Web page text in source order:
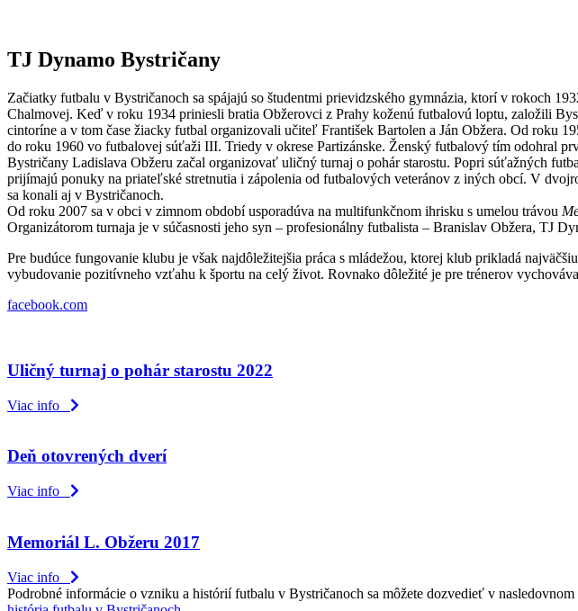
TJ Dynamo Bystričany
Začiatky futbalu v Bystričanoch sa spájajú so študentmi prievidzského gymnázia, ktorí v rokoch
Chalmovej. Keď v roku 1934 priniesli bratia Obžerovci z Prahy koženú futbalovú loptu, založili
cintoríne a v tom čase žiacky futbal organizovali učiteľ František Bartolen a Ján Obžera. Od roku
do roku 1960 vo futbalovej súťaži III. Triedy v okrese Partizánske. Ženský futbalový tím odohral
Bystričany Ladislava Obžeru začal organizovať uličný turnaj o pohár starostu. Popri súťažných
prijímajú ponuky na priateľské stretnutia i zápolenia od futbalových veteránov z iných obcí. V
sa konali aj v Bystričanoch.
Od roku 2007 sa v obci v zimnom období usporadúva na multifunkčnom ihrisku s umelou trávou
Organizátorom turnaja je v súčasnosti jeho syn – profesionálny futbalista – Branislav Obžera, TJ
Pre budúce fungovanie klubu je však najdôležitejšia práca s mládežou, ktorej klub prikladá
vybudovanie pozitívneho vzťahu k športu na celý život. Rovnako dôležité je pre trénerov
facebook.com
Uličný turnaj o pohár starostu 2022
Viac info
Deň otovrených dverí
Viac info
Memoriál L. Obžeru 2017
Viac info
Podrobné informácie o vzniku a histórií futbalu v Bystričanoch sa môžete dozvedieť v nasledovnom